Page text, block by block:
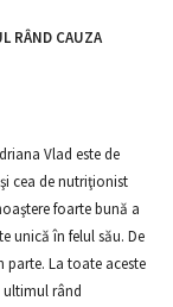
RÂND CAUZA
Vlad este de
cea de nutriţionist
foarte bună a
unică în felul său. De
parte. La toate aceste
ultimul rând